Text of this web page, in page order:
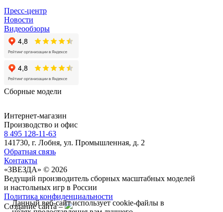
Пресс-центр
Новости
Видеообзоры
Сборные модели
Интернет-магазин
Производство и офис
8 495 128-11-63
141730, г. Лобня, ул. Промышленная, д. 2
Обратная связь
Контакты
«ЗВЕЗДА» © 2026
Ведущий производитель сборных масштабных моделей
и настольных игр в России
Политика конфиденциальности
Создание сайта –
Данный веб-сайт использует cookie-файлы в